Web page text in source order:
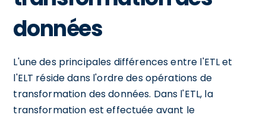
données
L'une des principales différences entre l'ETL et
l'ELT réside dans l'ordre des opérations de
transformation des données. Dans l'ETL, la
transformation est effectuée avant le